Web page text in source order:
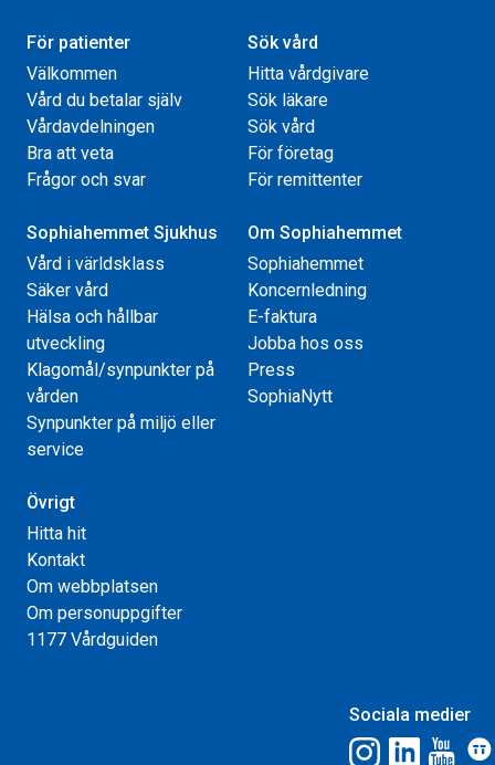
För patienter
Välkommen
Vård du betalar själv
Vårdavdelningen
Bra att veta
Frågor och svar
Sök vård
Hitta vårdgivare
Sök läkare
Sök vård
För företag
För remittenter
Sophiahemmet Sjukhus
Vård i världsklass
Säker vård
Hälsa och hållbar
utveckling
Klagomål/synpunkter på
vården
Synpunkter på miljö eller
service
Om Sophiahemmet
Sophiahemmet
Koncernledning
E-faktura
Jobba hos oss
Press
SophiaNytt
Övrigt
Hitta hit
Kontakt
Om webbplatsen
Om personuppgifter
1177 Vårdguiden
Sociala medier